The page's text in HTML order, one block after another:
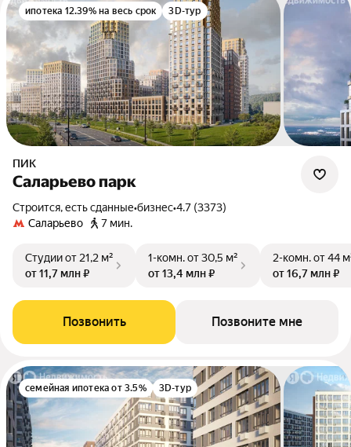
ипотека 12.39% на весь срок 3D-тур
ПИК
Саларьево парк
Строится, есть сданные•бизнес•4.7 (3373)
Саларьево
7 мин.
Студииот 21,2 м²
от 11,7 млн ₽
1-комн.от 30,5 м²
от 13,4 млн ₽
2-комн.от 44
от 16,7 млн ₽
Позвонить Позвоните мне
семейная ипотека от 3.5% 3D-тур